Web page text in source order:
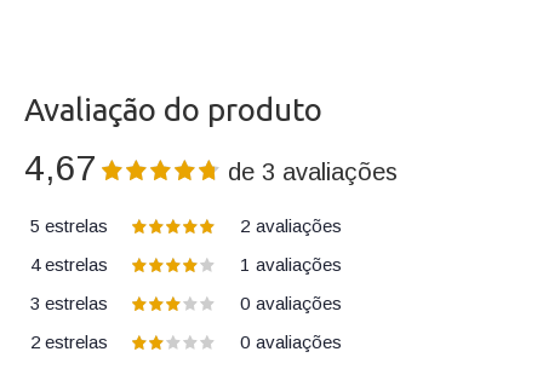
Avaliação do produto
4,67 de3 avaliações
5 estrelas 2 avaliações
4 estrelas
1 avaliações
3 estrelas
0 avaliações
2 estrelas
0 avaliações